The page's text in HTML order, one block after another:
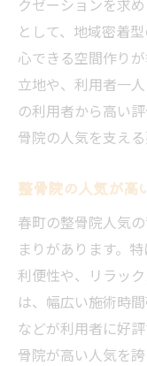
整骨院活
ト
整骨院で
春町で体の不
春町で体
整骨院を
整骨院の
春町で
整骨院
忙しい毎日に
として、地域密着
心できる空間作り
立地や、利用者一
の利用者から高い
骨院の人気を支える
整骨院の人気が高
春町の整骨院人気
まりがあります。
利便性や、リラッ
は、幅広い施術時
などが利用者に好
骨院が高い人気を